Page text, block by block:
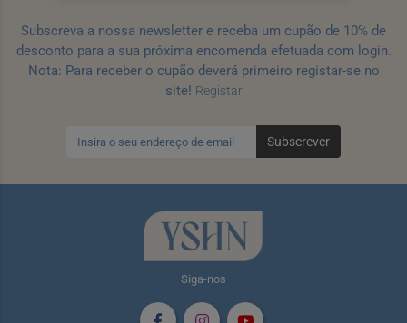
Subscreva a nossa newsletter e receba um cupão de 10% de
desconto para a sua próxima encomenda efetuada com login.
Nota: Para receber o cupão deverá primeiro registar-se no
site! Registar
Subscrever
Siga-nos